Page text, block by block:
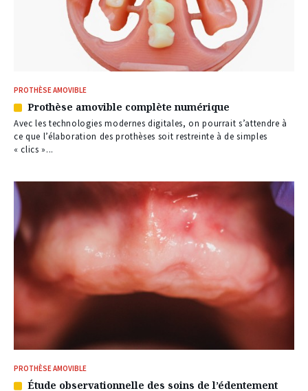
PROTHÈSE AMOVIBLE
Article
réservé
à
nos
Prothèse amovible complète numérique
Avec les technologies modernes digitales, on pourrait s’attendre à
ce que l’élaboration des prothèses soit restreinte à de simples
« clics »...
PROTHÈSE AMOVIBLE
Article
Étude observationnelle des soins de l’édentement